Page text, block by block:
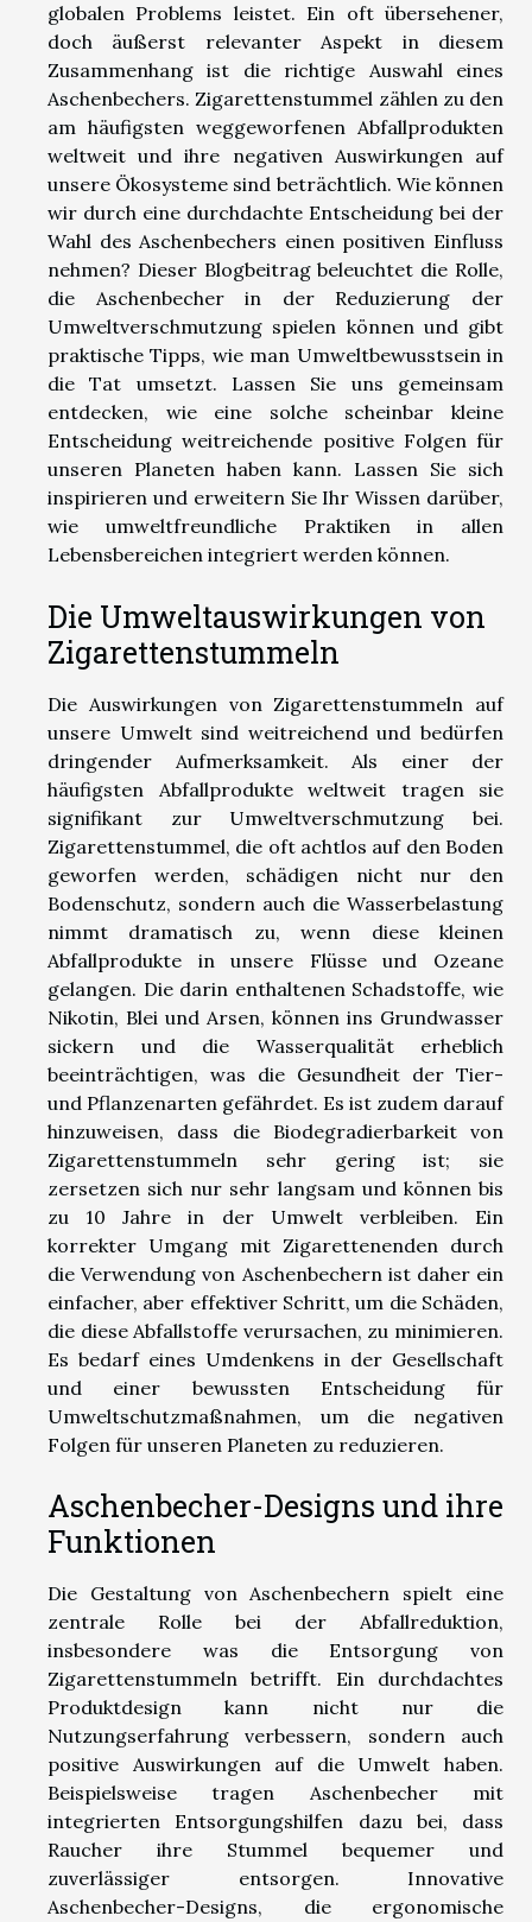
globalen Problems leistet. Ein oft übersehener,
doch äußerst relevanter Aspekt in diesem
Zusammenhang ist die richtige Auswahl eines
Aschenbechers. Zigarettenstummel zählen zu den
am häufigsten weggeworfenen Abfallprodukten
weltweit und ihre negativen Auswirkungen auf
unsere Ökosysteme sind beträchtlich. Wie können
wir durch eine durchdachte Entscheidung bei der
Wahl des Aschenbechers einen positiven Einfluss
nehmen? Dieser Blogbeitrag beleuchtet die Rolle,
die Aschenbecher in der Reduzierung der
Umweltverschmutzung spielen können und gibt
praktische Tipps, wie man Umweltbewusstsein in
die Tat umsetzt. Lassen Sie uns gemeinsam
entdecken, wie eine solche scheinbar kleine
Entscheidung weitreichende positive Folgen für
unseren Planeten haben kann. Lassen Sie sich
inspirieren und erweitern Sie Ihr Wissen darüber,
wie umweltfreundliche Praktiken in allen
Lebensbereichen integriert werden können.
Die Umweltauswirkungen von
Zigarettenstummeln
Die Auswirkungen von Zigarettenstummeln auf
unsere Umwelt sind weitreichend und bedürfen
dringender Aufmerksamkeit. Als einer der
häufigsten Abfallprodukte weltweit tragen sie
signifikant zur Umweltverschmutzung bei.
Zigarettenstummel, die oft achtlos auf den Boden
geworfen werden, schädigen nicht nur den
Bodenschutz, sondern auch die Wasserbelastung
nimmt dramatisch zu, wenn diese kleinen
Abfallprodukte in unsere Flüsse und Ozeane
gelangen. Die darin enthaltenen Schadstoffe, wie
Nikotin, Blei und Arsen, können ins Grundwasser
sickern und die Wasserqualität erheblich
beeinträchtigen, was die Gesundheit der Tier-
und Pflanzenarten gefährdet. Es ist zudem darauf
hinzuweisen, dass die Biodegradierbarkeit von
Zigarettenstummeln sehr gering ist; sie
zersetzen sich nur sehr langsam und können bis
zu 10 Jahre in der Umwelt verbleiben. Ein
korrekter Umgang mit Zigarettenenden durch
die Verwendung von Aschenbechern ist daher ein
einfacher, aber effektiver Schritt, um die Schäden,
die diese Abfallstoffe verursachen, zu minimieren.
Es bedarf eines Umdenkens in der Gesellschaft
und einer bewussten Entscheidung für
Umweltschutzmaßnahmen, um die negativen
Folgen für unseren Planeten zu reduzieren.
Aschenbecher-Designs und ihre
Funktionen
Die Gestaltung von Aschenbechern spielt eine
zentrale Rolle bei der Abfallreduktion,
insbesondere was die Entsorgung von
Zigarettenstummeln betrifft. Ein durchdachtes
Produktdesign kann nicht nur die
Nutzungserfahrung verbessern, sondern auch
positive Auswirkungen auf die Umwelt haben.
Beispielsweise tragen Aschenbecher mit
integrierten Entsorgungshilfen dazu bei, dass
Raucher ihre Stummel bequemer und
zuverlässiger entsorgen. Innovative
Aschenbecher-Designs, die ergonomische